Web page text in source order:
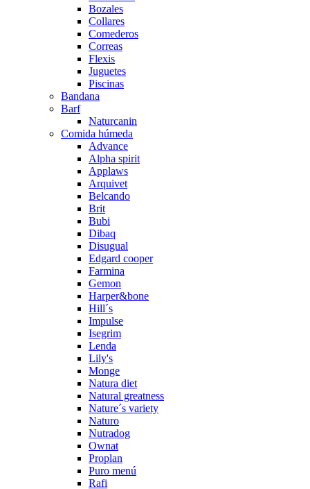
Bozales
Collares
Comederos
Correas
Flexis
Juguetes
Piscinas
Bandana
Barf
Naturcanin
Comida húmeda
Advance
Alpha spirit
Applaws
Arquivet
Belcando
Brit
Bubi
Dibaq
Disugual
Edgard cooper
Farmina
Gemon
Harper&bone
Hill´s
Impulse
Isegrim
Lenda
Lily's
Monge
Natura diet
Natural greatness
Nature´s variety
Naturo
Nutradog
Ownat
Proplan
Puro menú
Rafi